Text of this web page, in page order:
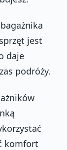
jest
daje
podróży.
komfort